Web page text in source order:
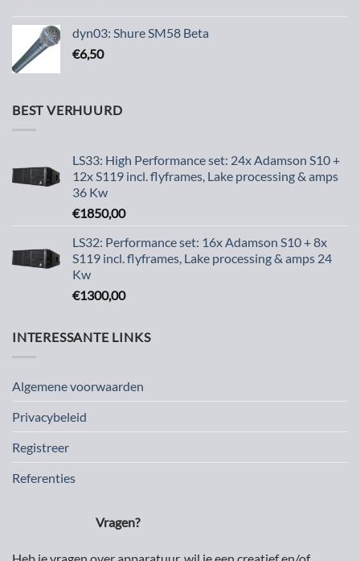
dyn03: Shure SM58 Beta
€6,50
BEST VERHUURD
LS33: High Performance set: 24x Adamson S10 +
12x S119 incl. flyframes, Lake processing & amps
36 Kw
€1850,00
LS32: Performance set: 16x Adamson S10 + 8x
S119 incl. flyframes, Lake processing & amps 24
Kw
€1300,00
INTERESSANTE LINKS
Algemene voorwaarden
Privacybeleid
Registreer
Referenties
Vragen?